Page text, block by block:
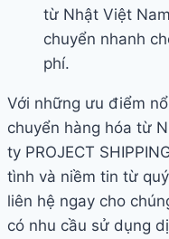
từ Nhật Việt
chuyển nhanh
phí.
Với những ưu điểm
chuyển hàng hóa từ
ty PROJECT
tình và niềm tin từ
liên hệ ngay cho
có nhu cầu sử dụng